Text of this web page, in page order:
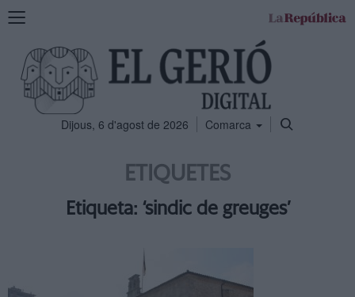
Mostra
navegació
Dijous, 6 d'agost de 2026 Comarca
ETIQUETES
Etiqueta: ‘sindic de greuges’